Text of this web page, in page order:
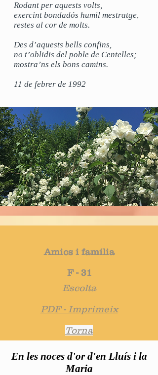
Rodant per aquests volts,
exercint bondadós humil mestratge,
restes al cor de molts.
Des d’aquests bells confins,
no t’oblidis del poble de Centelles;
mostra’ns els bons camins.
11 de febrer de 1992
Amics i família
F - 31
Escolta
PDF - Imprimeix
Torna
En les noces d'or d'en Lluís i la
Maria